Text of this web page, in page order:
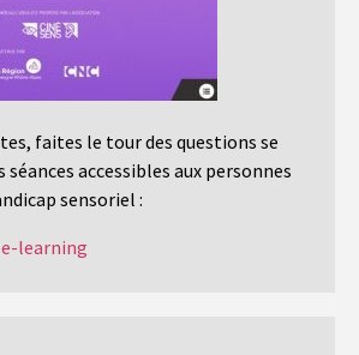
faites le tour des questions se
accessibles aux personnes
sensoriel :
learning